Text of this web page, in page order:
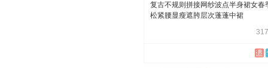
复古不规则拼接网纱波点半身裙女春
松紧腰显瘦遮胯层次蓬蓬中裙